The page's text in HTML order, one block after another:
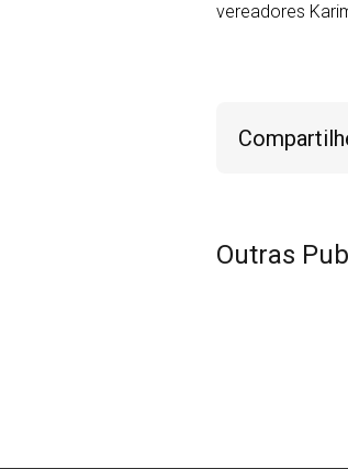
vereadores
Outras